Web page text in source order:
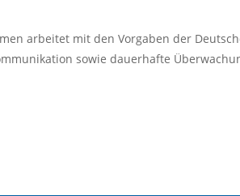
arbeitet mit den Vorgaben der
sowie dauerhafte